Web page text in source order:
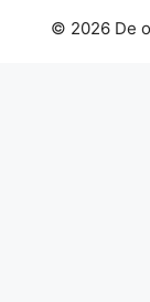
© 2026 De